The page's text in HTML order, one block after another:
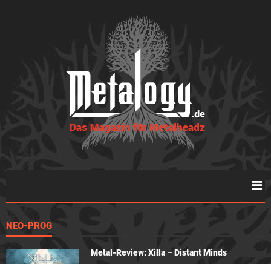
NEO-PROG
Metal-Review: Xilla – Distant Minds